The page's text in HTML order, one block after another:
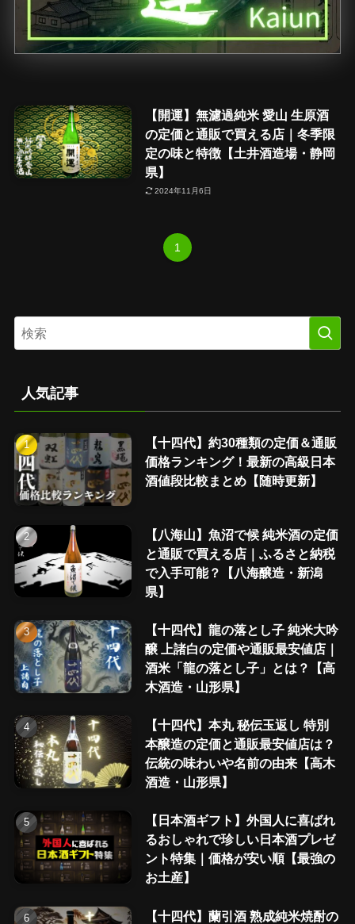
【開運】無濾過純米 愛山 生原酒
の定価と通販で買える店｜冬季限
定の味と特徴【土井酒造場・静岡
県】
2024年11月6日
1
人気記事
【十四代】約30種類の定価＆通販
価格ランキング！最新の高級日本
酒値段比較まとめ【随時更新】
【八海山】魚沼で候 純米酒の定価
と通販で買える店｜ふるさと納税
で入手可能？【八海醸造・新潟
県】
【十四代】龍の落とし子 純米大吟
醸 上諸白の定価や通販最安値店｜
酒米「龍の落とし子」とは？【高
木酒造・山形県】
【十四代】本丸 秘伝玉返し 特別
本醸造の定価と通販最安値店は？
伝統の味わいや名前の由来【高木
酒造・山形県】
【日本酒ギフト】外国人に喜ばれ
るおしゃれで珍しい日本酒プレゼ
ント特集｜価格が安い順【最強の
お土産】
【十四代】蘭引酒 熟成純米焼酎の